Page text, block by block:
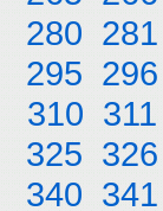
280 281
295 296
310 311
325 326
340 341